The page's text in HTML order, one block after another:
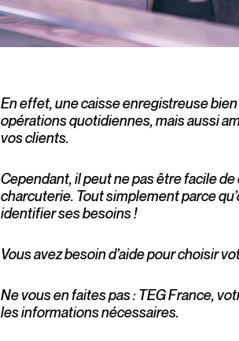
En effet, une caisse enregistreuse
opérations quotidiennes, mais aussi
vos clients.
Cependant, il peut ne pas être facile
charcuterie. Tout simplement parce
identifier ses besoins !
Vous avez besoin d’aide pour choisir
Ne vous en faites pas : TEG France,
les informations nécessaires.